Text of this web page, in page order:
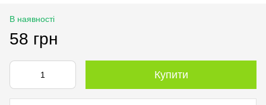
В наявності
58 грн
Купити